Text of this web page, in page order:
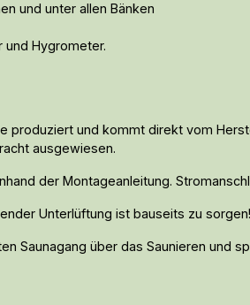
und unter allen Bänken
und Hygrometer.
produziert und kommt direkt vom
ausgewiesen.
der Montageanleitung.
Unterlüftung ist bauseits zu sorgen!
Saunagang über das Saunieren und